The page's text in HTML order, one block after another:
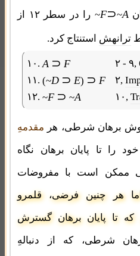
~F⊃~A را در سطر ۱۲ از
ترانهش استنتاج کرد.
۱۰. A ⊃ F ۲ - ۹,
۱۱. (~D ⊃ E) ⊃ F ۲,
۱۲.~F ⊃ ~A ۱۰,
برهان شرطی، هر مقدمهِ
را تا پایان برهان نگاه
ممکن است با مفروضات
هر چنین فرضی، قلمرو
تا پایان برهان گسترش
شرطی، که از دنبالهِ